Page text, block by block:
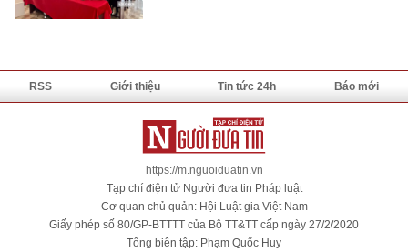
RSS Giới thiệu Tin tức 24h Báo mới
https://m.nguoiduatin.vn
Tạp chí điện tử Người đưa tin Pháp luật
Cơ quan chủ quản: Hội Luật gia Việt Nam
Giấy phép số 80/GP-BTTTT của Bộ TT&TT cấp ngày 27/2/2020
Tổng biên tập: Phạm Quốc Huy